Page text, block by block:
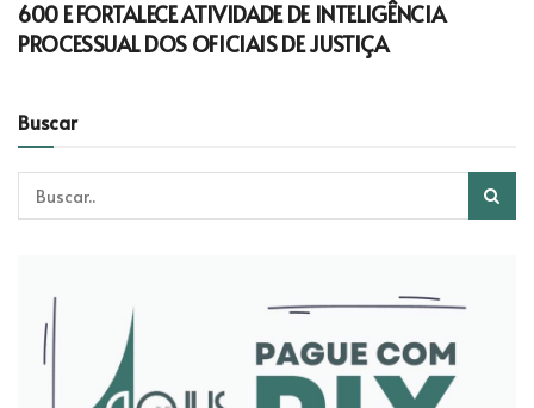
600 E FORTALECE ATIVIDADE DE INTELIGÊNCIA
PROCESSUAL DOS OFICIAIS DE JUSTIÇA
Buscar